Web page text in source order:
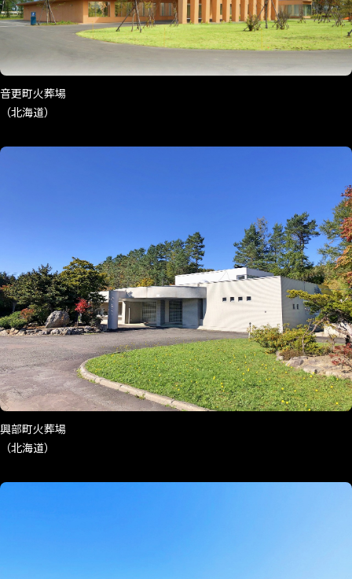
音更町火葬場
（北海道）
興部町火葬場
（北海道）